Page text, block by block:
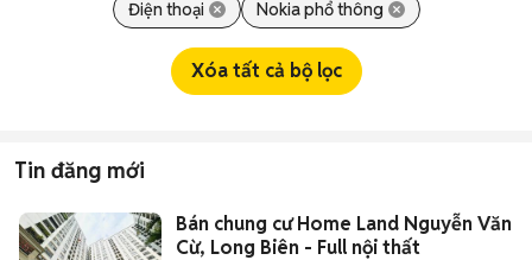
Điện thoại Nokia phổ thông
Xóa tất cả bộ lọc
Tin đăng mới
Bán chung cư Home Land Nguyễn Văn
Cừ, Long Biên - Full nội thất